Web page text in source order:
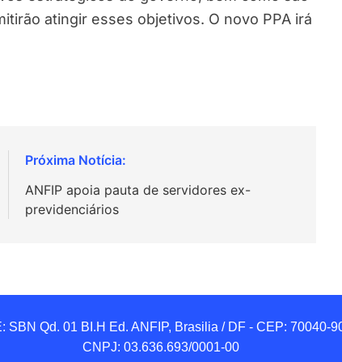
atingir esses objetivos. O novo PPA irá
ANFIP apoia pauta de servidores ex-
previdenciários
SBN Qd. 01 BI.H Ed. ANFIP, Brasilia / DF - CEP: 70040-
CNPJ: 03.636.693/0001-00